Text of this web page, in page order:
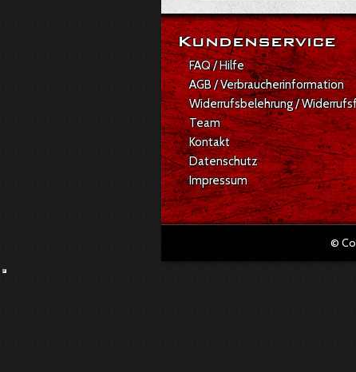
Kundenservice
FAQ / Hilfe
AGB / Verbraucherinformation
Widerrufsbelehrung /
Team
Kontakt
Datenschutz
Impressum
©